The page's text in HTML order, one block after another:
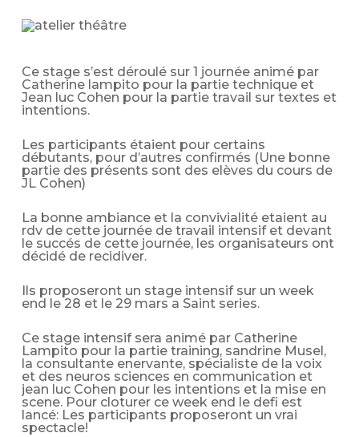
Ce stage s’est déroulé sur 1 journée animé par
Catherine lampito pour la partie technique et
Jean luc Cohen pour la partie travail sur textes et
intentions.
Les participants étaient pour certains
débutants, pour d’autres confirmés (Une bonne
partie des présents sont des elèves du cours de
JL Cohen)
La bonne ambiance et la convivialité etaient au
rdv de cette journée de travail intensif et devant
le succés de cette journée, les organisateurs ont
décidé de recidiver.
Ils proposeront un stage intensif sur un week
end le 28 et le 29 mars a Saint series.
Ce stage intensif sera animé par Catherine
Lampito pour la partie training, sandrine Musel,
la consultante enervante, spécialiste de la voix
et des neuros sciences en communication et
jean luc Cohen pour les intentions et la mise en
scene. Pour cloturer ce week end le defi est
lancé: Les participants proposeront un vrai
spectacle!